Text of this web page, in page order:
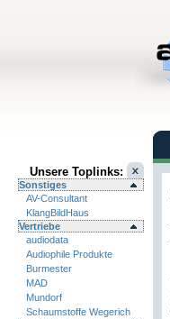
Unsere Toplinks:
Sonstiges
AV-Consultant
KlangBildHaus
Vertriebe
audiodata
Audiophile Produkte
Burmester
MAD
Mundorf
Schaumstoffe Wegerich